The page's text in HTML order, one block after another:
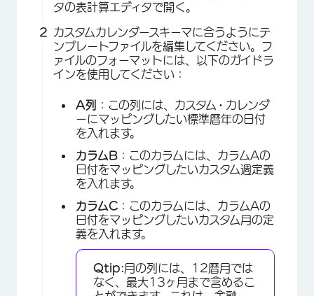
×
タの表計算エディタで開く。
カスタムカレンダースキーマに合うようにテ
ンプレートファイルを編集してください。フ
ァイルのフォーマットには、以下のガイドラ
インを使用してください：
A列
：この列には、カスタム・カレンダ
ーにマッピングしたい標準暦年の日付
を入れます。
カラムB ：このカラムには、カラムAの
日付をマッピングしたいカスタム週定義
を入れます。
カラムC ：このカラムには、カラムAの
日付をマッピングしたいカスタム月の定
義を入れます。
Qtip:月の列には、12暦月では
なく、最大13ヶ月まで含めるこ